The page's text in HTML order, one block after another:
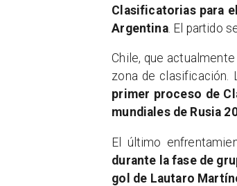
Clasificatorias para
Argentina. El partido
Chile, que
zona de clasificación.
primer proceso de
mundiales de Rusia
El último
durante la fase de
gol de Lautaro